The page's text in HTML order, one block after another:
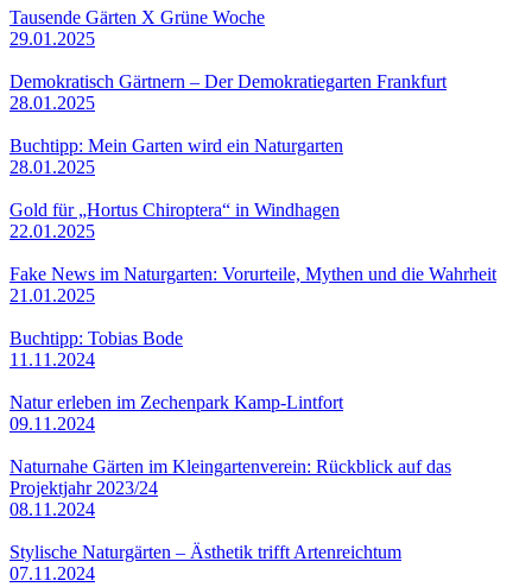
Tausende Gärten X Grüne Woche
29.01.2025
Demokratisch Gärtnern – Der Demokratiegarten Frankfurt
28.01.2025
Buchtipp: Mein Garten wird ein Naturgarten
28.01.2025
Gold für „Hortus Chiroptera“ in Windhagen
22.01.2025
Fake News im Naturgarten: Vorurteile, Mythen und die Wahrheit
21.01.2025
Buchtipp: Tobias Bode
11.11.2024
Natur erleben im Zechenpark Kamp-Lintfort
09.11.2024
Naturnahe Gärten im Kleingartenverein: Rückblick auf das
Projektjahr 2023/24
08.11.2024
Stylische Naturgärten – Ästhetik trifft Artenreichtum
07.11.2024